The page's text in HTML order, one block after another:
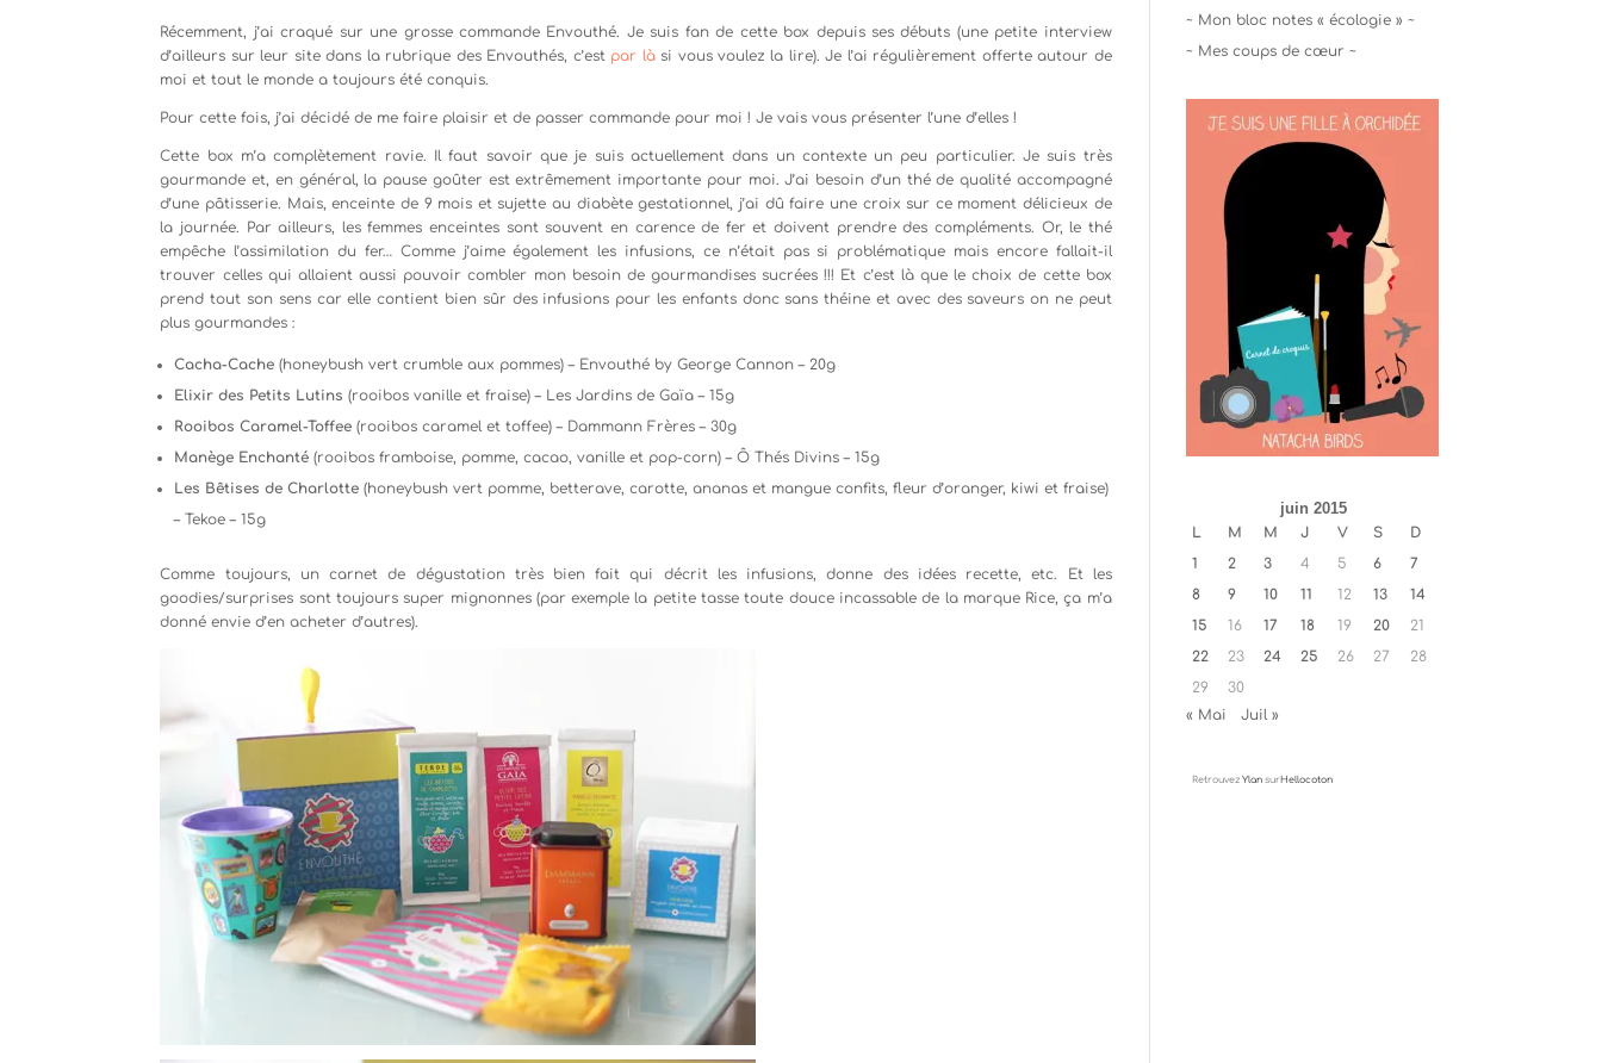
Récemment, j’ai craqué sur une grosse commande Envouthé. Je suis fan de cette box depuis ses débuts (une petite interview
d’ailleurs sur leur site dans la rubrique des Envouthés, c’est par làsi vous voulez la lire). Je l’ai régulièrement offerte autour de
moi et tout le monde a toujours été conquis.
Pour cette fois, j’ai décidé de me faire plaisir et de passer commande pour moi ! Je vais vous présenter l’une d’elles !
Cette box m’a complètement ravie. Il faut savoir que je suis actuellement dans un contexte un peu particulier. Je suis très
gourmande et, en général, la pause goûter est extrêmement importante pour moi. J’ai besoin d’un thé de qualité accompagné
d’une pâtisserie. Mais, enceinte de 9 mois et sujette au diabète gestationnel, j’ai dû faire une croix sur ce moment délicieux de
la journée. Par ailleurs, les femmes enceintes sont souvent en carence de fer et doivent prendre des compléments. Or, le thé
empêche l’assimilation du fer… Comme j’aime également les infusions, ce n’était pas si problématique mais encore fallait-il
trouver celles qui allaient aussi pouvoir combler mon besoin de gourmandises sucrées !!! Et c’est là que le choix de cette box
prend tout son sens car elle contient bien sûr des infusions pour les enfants donc sans théine et avec des saveurs on ne peut
plus gourmandes :
Cacha-Cache (honeybush vert crumble aux pommes) – Envouthé by George Cannon – 20g
Elixir des Petits Lutins (rooibos vanille et fraise) – Les Jardins de Gaïa – 15g
Rooibos Caramel-Toffee (rooibos caramel et toffee) – Dammann Frères – 30g
Manège Enchanté (rooibos framboise, pomme, cacao, vanille et pop-corn) – Ô Thés Divins – 15g
Les Bêtises de Charlotte (honeybush vert pomme, betterave, carotte, ananas et mangue confits, fleur d’oranger, kiwi et fraise)
– Tekoe – 15g
Comme toujours, un carnet de dégustation très bien fait qui décrit les infusions, donne des idées recette, etc. Et les
goodies/surprises sont toujours super mignonnes (par exemple la petite tasse toute douce incassable de la marque Rice, ça m’a
donné envie d’en acheter d’autres).
~ Mon bloc notes « écologie » ~
~ Mes coups de cœur ~
juin 2015
L M M J V S
D
1
2 3 4 5 6
7
8
9 10 11 12 13
14
15
16 17 18 19 20
21
22
23 24 25 26 27
28
29
30
« Mai
Juil »
Retrouvez Ylansur Hellocoton